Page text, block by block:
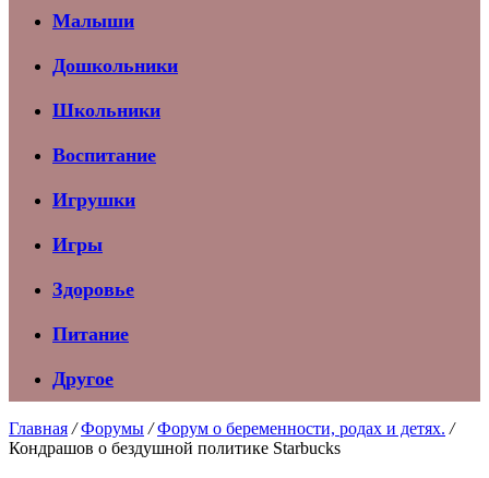
Малыши
Дошкольники
Школьники
Воспитание
Игрушки
Игры
Здоровье
Питание
Другое
Главная / Форумы / Форум о беременности, родах и детях. /
Кондрашов о бездушной политике Starbucks